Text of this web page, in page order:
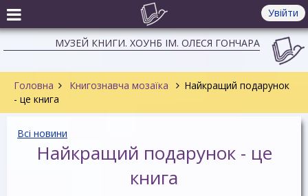
Увійти
МУЗЕЙ КНИГИ. ХОУНБ ІМ. ОЛЕСЯ ГОНЧАРА
Головна Книгознавча мозаїка
Найкращий подарунок
- це книга
Всі новини
Найкращий подарунок - це
книга